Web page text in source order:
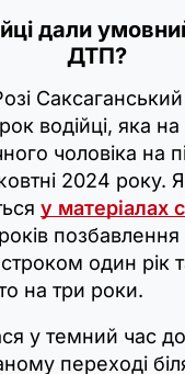
дали
ДТП?
водійці, яка
чоловіка на
2024 року.
у матеріалах
позбавлення
один рік
на три роки.
у темний час
переході